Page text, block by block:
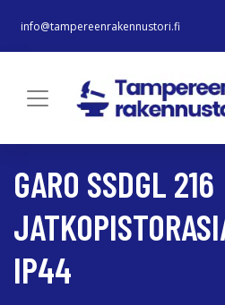
info@tampereenrakennustori.fi
GARO SSDGL 216
IP44